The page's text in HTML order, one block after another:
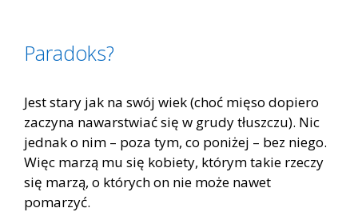
Paradoks?
Jest stary jak na swój wiek (choć mięso dopiero
zaczyna nawarstwiać się w grudy tłuszczu). Nic
jednak o nim – poza tym, co poniżej – bez niego.
Więc marzą mu się kobiety, którym takie rzeczy
się marzą, o których on nie może nawet
pomarzyć.